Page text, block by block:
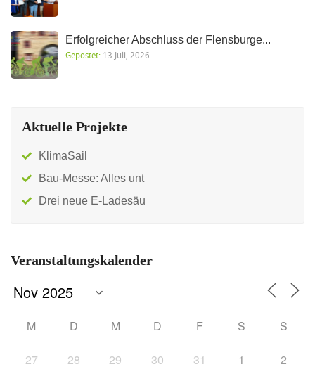
Erfolgreicher Abschluss der Flensburge...
Gepostet: 13 Juli, 2026
Aktuelle Projekte
KlimaSail
Bau-Messe: Alles unt
Drei neue E-Ladesäu
Veranstaltungskalender
M D M D F S S
27 28 29 30 31 1 2